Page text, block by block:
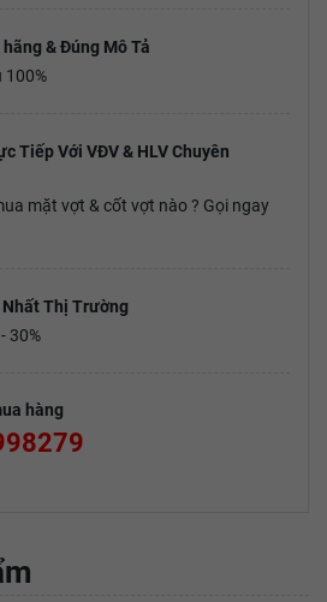
& Đúng Mô Tả
100%
Tiếp Với VĐV & HLV Chuyên
mặt vợt & cốt vợt nào ? Gọi ngay
Nhất Thị Trường
30%
hàng